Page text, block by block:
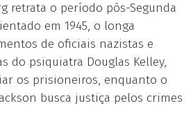
retrata o período pós-Segunda
em 1945, o longa
de oficiais nazistas e
do psiquiatra Douglas Kelley,
os prisioneiros, enquanto o
busca justiça pelos crimes